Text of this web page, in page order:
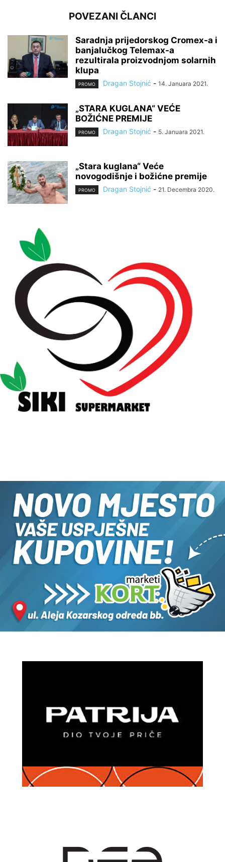
POVEZANI ČLANCI
Saradnja prijedorskog Cromex-a i
banjalučkog Telemax-a
rezultirala proizvodnjom solarnih
klupa
PROMO Dragan Stojnić - 14. Januara 2021.
„STARA KUGLANA“ VEĆE
BOŽIĆNE PREMIJE
PROMO Dragan Stojnić - 5. Januara 2021.
„Stara kuglana“ Veće
novogodišnje i božićne premije
PROMO Dragan Stojnić - 21. Decembra 2020.